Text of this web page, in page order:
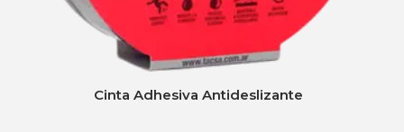
Cinta Adhesiva Antideslizante